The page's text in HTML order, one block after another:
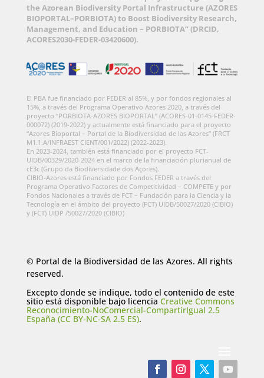
the Azorean Biodiversity Portal Infrastructure (AZORES
BIOPORTAL–PORBIOTA) to Boost Biodiversity Research,
Management, and Education – PORBIOTA” (DRCID,
ACORES2030-FEDER-03420600).
El PBA fue financiado por FEDER al 85%, y por fondos regionales al
15%, a través del Programa Operativo Azores 2020, a través del
proyecto “PORBIOTA-AZORES BIOPORTAL” (ACORES-01-0145-FEDER-
000072) (2019-2022) y actualmente está financiado para el proyecto
“Azores Bioportal – Portal de la Biodiversidad de las Azores” (FRCT
M1.1.A/INFRAEST CIENT/001/2022) (2022-2023).
En 2023-2024, también está financiado por el proyecto FCT-
UIDB/00329/2020-2024 en el marco de la financiación plurianual de
cE3c (Grupo da Biodiversidade dos Açores).
CIBIO-Azores está financiado por Fondos FEDER a través del
Programa Operativo Factores de Competitividad – COMPETE y por
Fondos Nacionales a través de FCT – Fundación para la Ciencia y la
Tecnología en el ámbito del proyecto (FCT) UIDB/50027/2020 (CIBIO)
y (FCT) UIDP /50027/2020 (CIBIO)
© Portal de la Biodiversidad de las Azores. All rights
reserved.
Excepto donde se indique, todo el contenido de este
sitio está disponible bajo licencia Creative Commons
Reconocimiento-NoComercial-CompartirIgual 2.5
España (CC BY-NC-SA 2.5 ES).